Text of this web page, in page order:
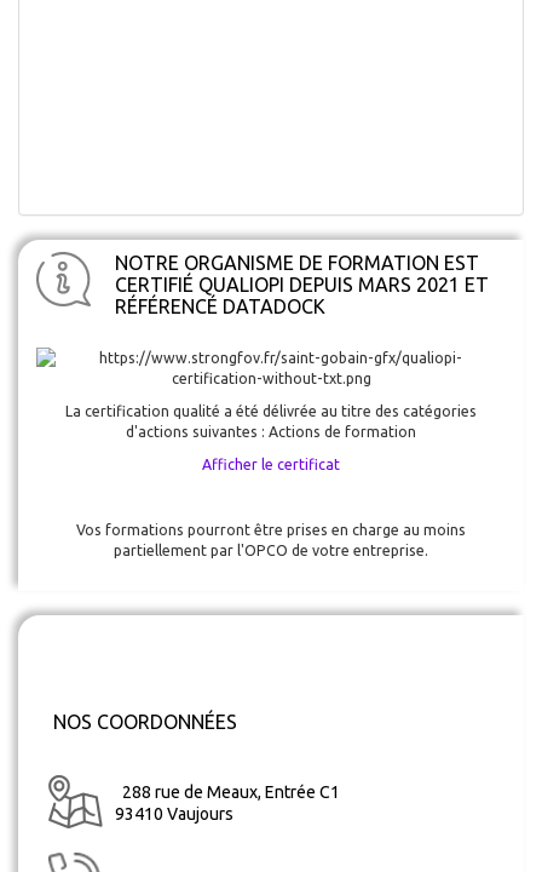
NOTRE ORGANISME DE FORMATION EST
CERTIFIÉ QUALIOPI DEPUIS MARS 2021 ET
RÉFÉRENCÉ DATADOCK
La certification qualité a été délivrée au titre des catégories
d'actions suivantes : Actions de formation
Afficher le certificat
Vos formations pourront être prises en charge au moins
partiellement par l'OPCO de votre entreprise.
NOS COORDONNÉES
288 rue de Meaux, Entrée C1
93410 Vaujours